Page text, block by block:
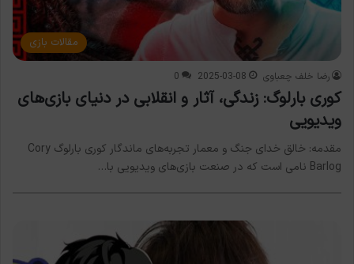
مقالات بازی
رضا خلف چعباوی 2025-03-08
0
کوری بارلوگ: زندگی، آثار و انقلابی در دنیای بازی‌های
ویدیویی
مقدمه: خالق خدای جنگ و معمار تجربه‌های ماندگار کوری بارلوگ Cory
Barlog نامی است که در صنعت بازی‌های ویدیویی با…